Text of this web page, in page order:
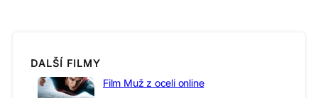
DALŠÍ FILMY
Film Muž z oceli online